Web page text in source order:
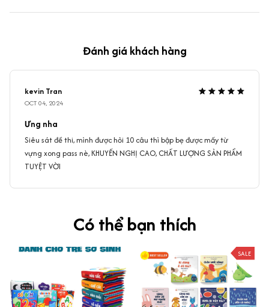
Đánh giá khách hàng
kevin Tran
OCT 04, 2024
Ưng nha
Siêu sát đề thi, mình được hỏi 10 câu thì bập bẹ được mấy từ
vựng xong pass nè, KHUYẾN NGHỊ CAO, CHẤT LƯỢNG SẢN PHẨM
TUYỆT VỜI
Có thể bạn thích
SALE